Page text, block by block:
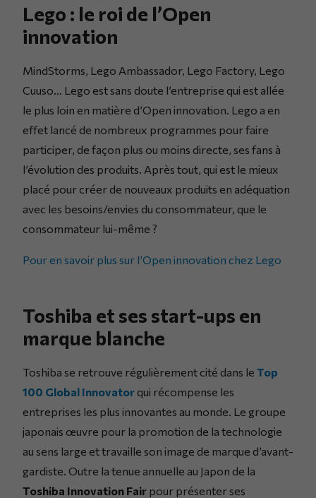
Lego : le roi de l’Open
innovation
MindStorms, Lego Ambassador, Lego Factory, Lego
Cuuso… Lego est sans doute l’entreprise qui est allée
le plus loin en matière d’Open innovation. Lego a en
effet lancé de nombreux programmes pour faire
participer, de façon plus ou moins directe, ses fans à
l’évolution des produits. Après tout, qui est le mieux
placé pour créer de nouveaux produits en adéquation
avec les besoins/envies du consommateur, que le
consommateur lui-même ?
Pour en savoir plus sur l’Open innovation chez Lego
Toshiba et ses start-ups en
marque blanche
Toshiba se retrouve régulièrement cité dans le Top
100 Global Innovator qui récompense les
entreprises les plus innovantes au monde. Le groupe
japonais œuvre pour la promotion de la technologie
au sens large et travaille son image de marque d’avant-
gardiste. Outre la tenue annuelle au Japon de la
Toshiba Innovation Fair pour présenter ses